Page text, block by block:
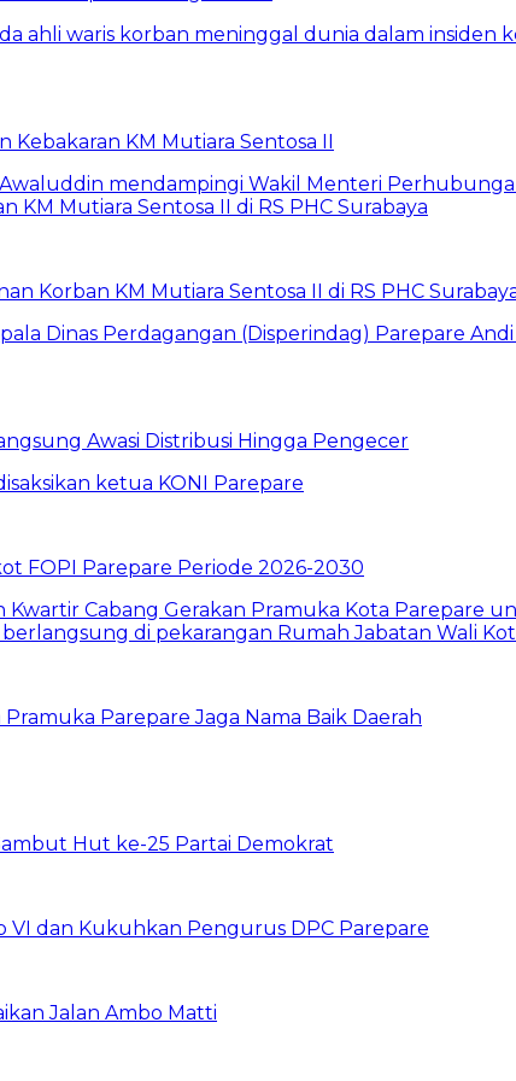
Kebakaran KM Mutiara Sentosa II
Korban KM Mutiara Sentosa II di RS PHC
Awasi Distribusi Hingga Pengecer
FOPI Parepare Periode 2026-2030
Parepare Jaga Nama Baik Daerah
Hut ke-25 Partai Demokrat
VI dan Kukuhkan Pengurus DPC Parepare
Jalan Ambo Matti